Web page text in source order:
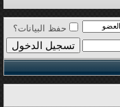
حفظ البيانات؟